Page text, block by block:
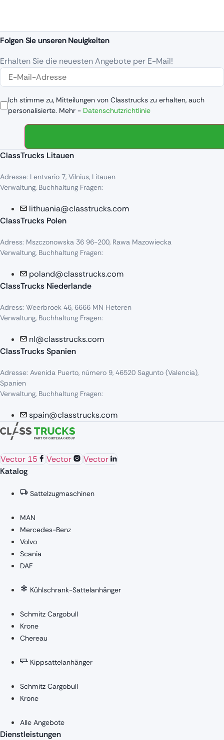
Folgen Sie unseren Neuigkeiten
Erhalten Sie die neuesten Angebote per E-Mail!
Ich stimme zu, Mitteilungen von Classtrucks zu erhalten, auch
personalisierte. Mehr - Datenschutzrichtlinie
ClassTrucks Litauen
Adresse: Lentvario 7, Vilnius, Litauen
Verwaltung, Buchhaltung Fragen:
lithuania@classtrucks.com
ClassTrucks Polen
Adress: Mszczonowska 36 96-200, Rawa Mazowiecka
Verwaltung, Buchhaltung Fragen:
poland@classtrucks.com
ClassTrucks Niederlande​
Adress: Weerbroek 46, 6666 MN Heteren
Verwaltung, Buchhaltung Fragen:
nl@classtrucks.com
ClassTrucks Spanien
Adresse: Avenida Puerto, número 9, 46520 Sagunto (Valencia),
Spanien
Verwaltung, Buchhaltung Fragen:
spain@classtrucks.com
Vector 15 Vector
Vector
Katalog
Sattelzugmaschinen
MAN
Mercedes-Benz
Volvo
Scania
DAF
Kühlschrank-Sattelanhänger
Schmitz Cargobull
Krone
Chereau
Kippsattelanhänger
Schmitz Cargobull
Krone
Alle Angebote
Dienstleistungen